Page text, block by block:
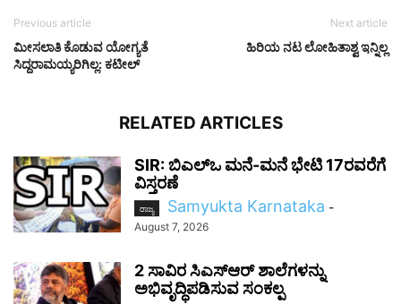
Previous article
ಮೀಸಲಾತಿ ಕೊಡುವ ಯೋಗ್ಯತೆ
ಸಿದ್ದರಾಮಯ್ಯರಿಗಿಲ್ಲ: ಕಟೀಲ್‌
Next article
ಹಿರಿಯ ನಟ ಲೋಹಿತಾಶ್ವ ಇನ್ನಿಲ್ಲ
RELATED ARTICLES
SIR: ಬಿಎಲ್ಒ ಮನೆ-ಮನೆ ಭೇಟಿ 17ರವರೆಗೆ
ವಿಸ್ತರಣೆ
ರಾಜ್ಯ Samyukta Karnataka -
August 7, 2026
2 ಸಾವಿರ ಸಿಎಸ್‌ಆರ್ ಶಾಲೆಗಳನ್ನು
ಅಭಿವೃದ್ಧಿಪಡಿಸುವ ಸಂಕಲ್ಪ